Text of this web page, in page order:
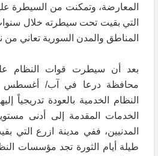
المعارضة، وتمكنت من السيطرة
التي بقيت تحت سيطرته خلال
المناطق والمدن السورية تعاني
بعد أن سيطرت قوات النظام
النظام الخدمية بالعودة تدريجياً
الخدمات المقدمة إلى أدنى
المدنيين، ففي مدينة ازرع التي
طيلة أيام الثورة تجد مؤسسات